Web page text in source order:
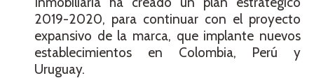
2019-2020, para continuar con el proyecto
expansivo de la marca, que implante nuevos
establecimientos en Colombia, Perú y
Uruguay.